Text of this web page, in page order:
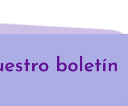
boletín